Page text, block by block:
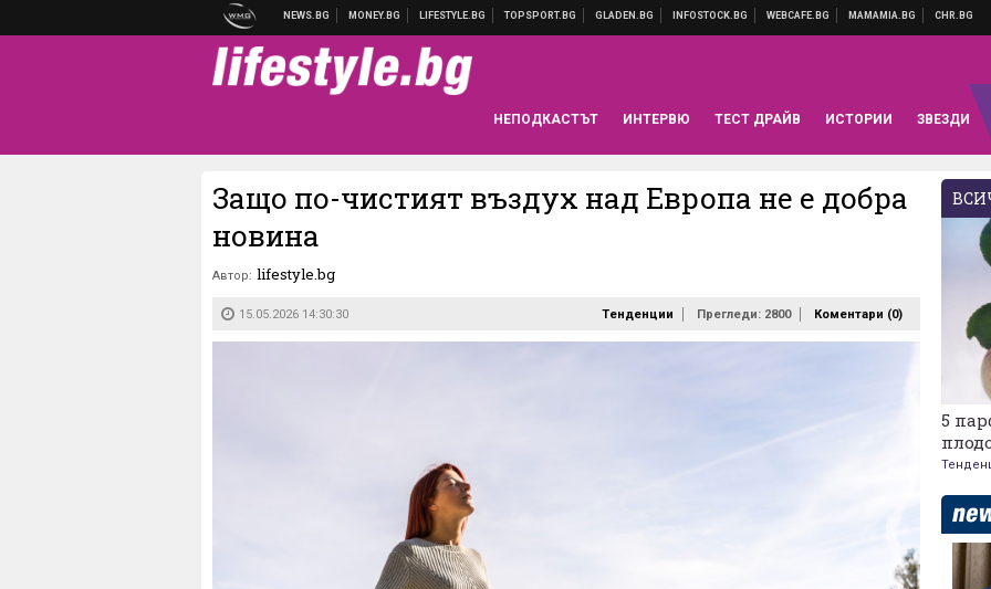
НЕПОДКАСТЪТ ИНТЕРВЮ ТЕСТ ДРАЙВ ИСТОРИИ ЗВЕЗДИ
Защо по-чистият въздух над Европа не е добра
новина
Автор: lifestyle.bg
15.05.2026 14:30:30 Тенденции Прегледи: 2800 Коментари (0)
5
Мохамед Салах в Турция